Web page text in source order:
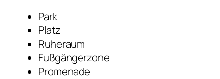
Park
Platz
Ruheraum
Fußgängerzone
Promenade